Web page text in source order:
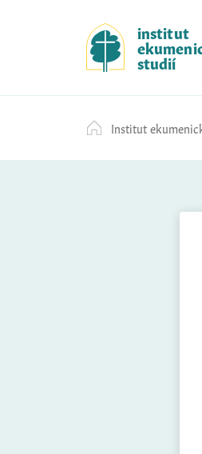
k
i
p
t
c
o
institut
studií
Institut